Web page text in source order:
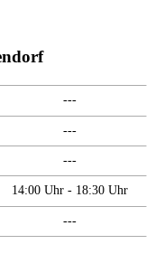
---
---
---
14:00 Uhr - 18:30 Uhr
---